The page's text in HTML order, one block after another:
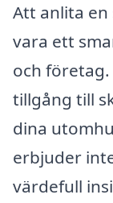
Att anlita
vara ett
och
tillgång till
dina
erbjuder
värdefull